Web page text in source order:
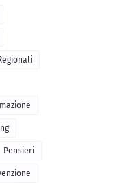
Pensieri